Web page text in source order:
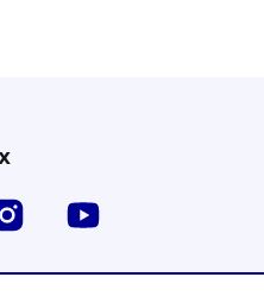
sur LinkedInsur Facebook
Le ministère sur